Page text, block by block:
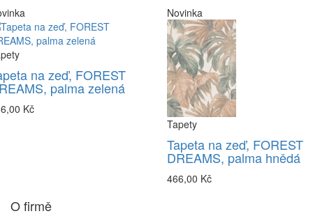
na zeď, FOREST
palma zelená
Kč
Novinka
Tapety
Tapeta na zeď, FOREST
DREAMS, palma hnědá
466,00 Kč
O firmě